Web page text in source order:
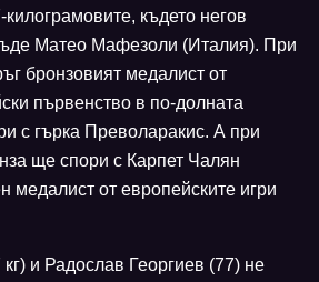
където негов
Матео Мафезоли (Италия). При
бронзовият медалист от
първенство в по-долната
с гърка Преволаракис. А при
ще спори с Карпет Чалян
медалист от европейските игри
и Радослав Георгиев (77) не